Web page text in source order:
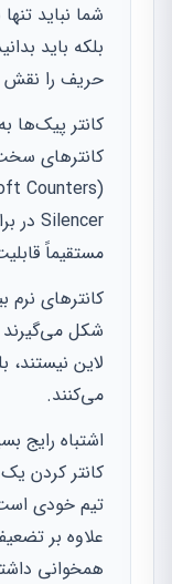
شما نباید
بلکه باید
حریف را نقش
کانتر پیک‌ها
مستقیماً
کانترهای
شکل می‌گیرند
لاین نیستند،
می‌کنند.
اشتباه رایج
کانتر کردن
تیم خودی
علاوه بر
همخوانی